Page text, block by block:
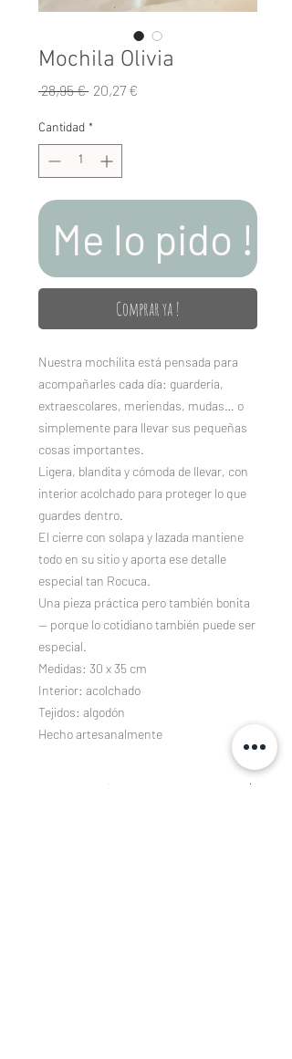
Mochila Olivia
28,95 € Precio
20,27 €
Cantidad *
Me lo pido !
Comprar ya !
Nuestra mochilita está pensada para
acompañarles cada día: guardería,
extraescolares, meriendas, mudas… o
simplemente para llevar sus pequeñas
cosas importantes.
Ligera, blandita y cómoda de llevar, con
interior acolchado para proteger lo que
guardes dentro.
El cierre con solapa y lazada mantiene
todo en su sitio y aporta ese detalle
especial tan Rocuca.
Una pieza práctica pero también bonita
— porque lo cotidiano también puede ser
especial.
Medidas: 30 x 35 cm
Interior: acolchado
Tejidos: algodón
Hecho artesanalmente
Composición